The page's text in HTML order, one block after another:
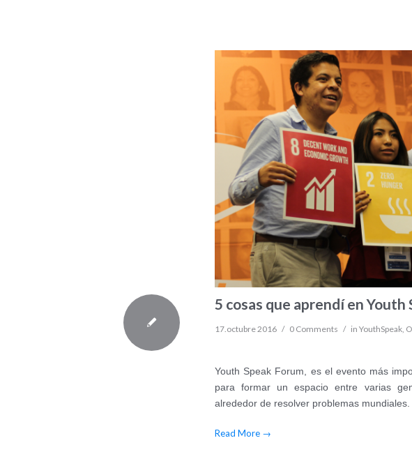
5 cosas que aprendí en Youth
17.octubre 2016 / 0 Comments / in YouthSpeak,
Youth Speak Forum, es el evento más
para formar un espacio entre varias
alrededor de resolver problemas mundiales.
Read More →